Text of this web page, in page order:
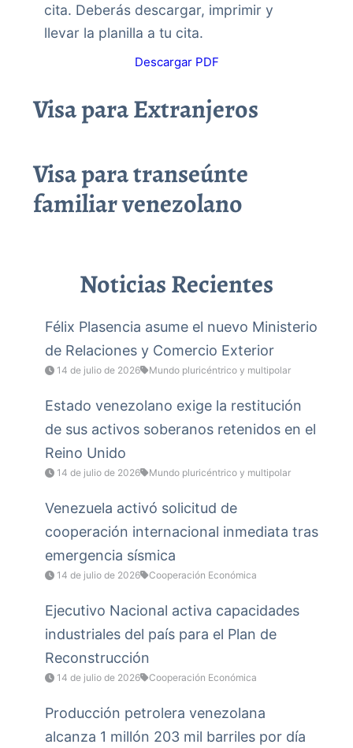
cita. Deberás descargar, imprimir y
llevar la planilla a tu cita.
Descargar PDF
Visa para Extranjeros
Visa para transeúnte
familiar venezolano
Noticias Recientes
Félix Plasencia asume el nuevo Ministerio
de Relaciones y Comercio Exterior
14 de julio de 2026 Mundo pluricéntrico y multipolar
Estado venezolano exige la restitución
de sus activos soberanos retenidos en el
Reino Unido
14 de julio de 2026 Mundo pluricéntrico y multipolar
Venezuela activó solicitud de
cooperación internacional inmediata tras
emergencia sísmica
14 de julio de 2026 Cooperación Económica
Ejecutivo Nacional activa capacidades
industriales del país para el Plan de
Reconstrucción
14 de julio de 2026 Cooperación Económica
Producción petrolera venezolana
alcanza 1 millón 203 mil barriles por día